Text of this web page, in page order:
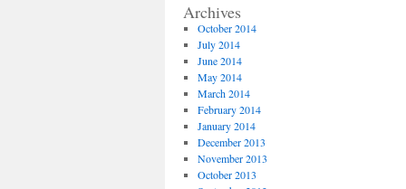
Archives
October 2014
July 2014
June 2014
May 2014
March 2014
February 2014
January 2014
December 2013
November 2013
October 2013